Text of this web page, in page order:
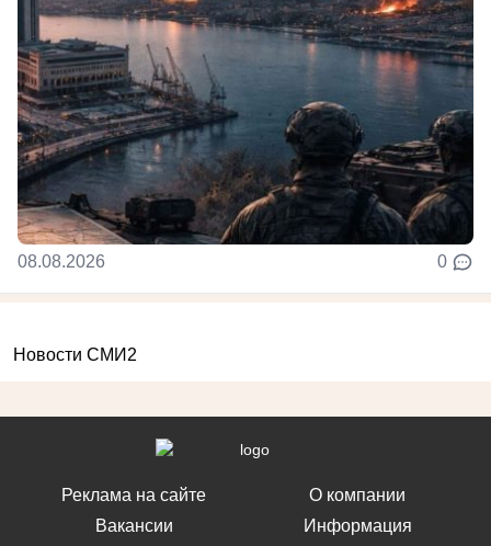
08.08.2026 0
Новости СМИ2
Реклама на сайте
Вакансии
О компании
Информация